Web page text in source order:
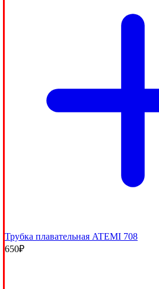
Трубка плавательная ATEMI 708
650₽